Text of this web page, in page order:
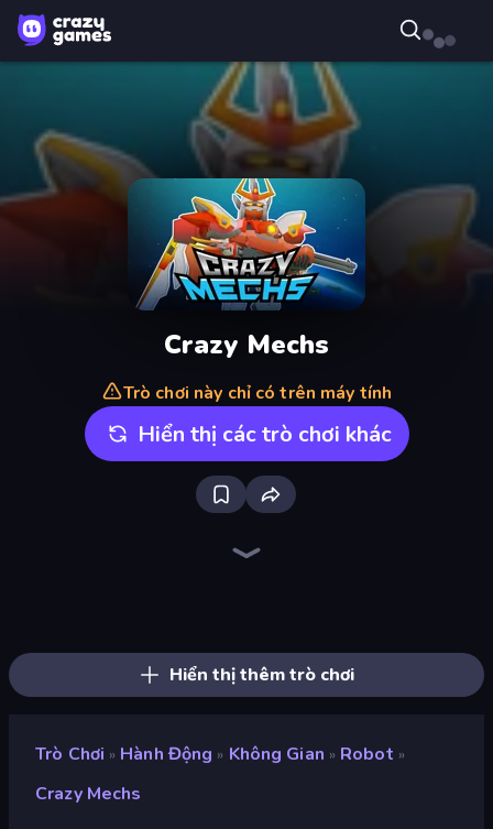
Crazy Mechs
Trò chơi này chỉ có trên máy tính
Hiển thị các trò chơi khác
Hiển thị thêm trò chơi
Trò Chơi » Hành Động » Không Gian » Robot »
Crazy Mechs